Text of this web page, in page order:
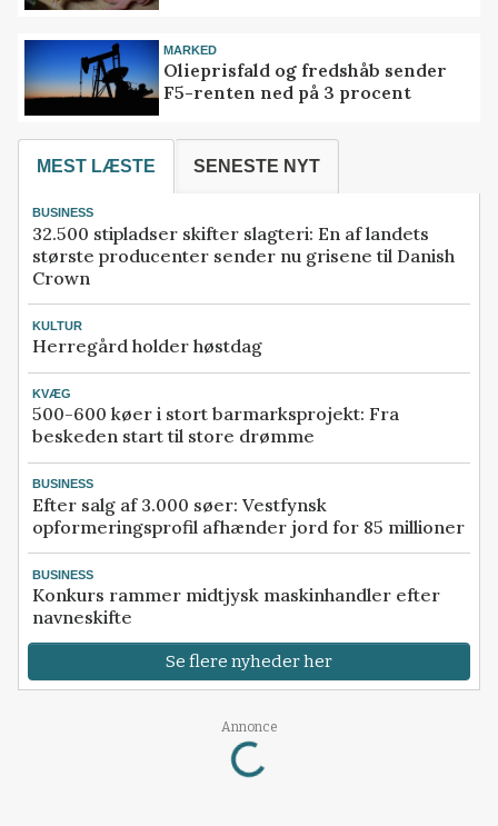
MARKED
Olieprisfald og fredshåb sender
F5-renten ned på 3 procent
MEST LÆSTE SENESTE NYT
BUSINESS
32.500 stipladser skifter slagteri: En af landets
største producenter sender nu grisene til Danish
Crown
KULTUR
Herregård holder høstdag
KVÆG
500-600 køer i stort barmarksprojekt: Fra
beskeden start til store drømme
BUSINESS
Efter salg af 3.000 søer: Vestfynsk
opformeringsprofil afhænder jord for 85 millioner
BUSINESS
Konkurs rammer midtjysk maskinhandler efter
navneskifte
Se flere nyheder her
Annonce
Loading...